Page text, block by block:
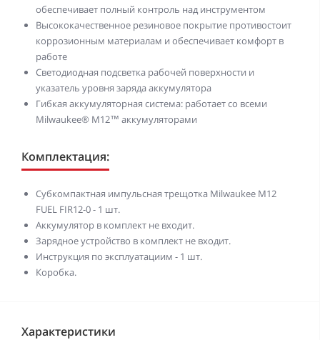
обеспечивает полный контроль над инструментом
Высококачественное резиновое покрытие противостоит
коррозионным материалам и обеспечивает комфорт в
работе
Светодиодная подсветка рабочей поверхности и
указатель уровня заряда аккумулятора
Гибкая аккумуляторная система: работает со всеми
Milwaukee® M12™ аккумуляторами
Комплектация:
Субкомпактная импульсная трещотка Milwaukee M12
FUEL FIR12-0 - 1 шт.
Аккумулятор в комплект не входит.
Зарядное устройство в комплект не входит.
Инструкция по эксплуатациим - 1 шт.
Коробка.
Характеристики